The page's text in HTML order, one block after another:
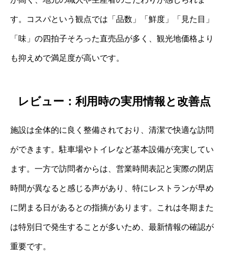
す。コスパという観点では「品数」「鮮度」「見た目」
「味」の四拍子そろった直売品が多く、観光地価格より
も抑えめで満足度が高いです。
レビュー：利用時の実用情報と改善点
施設は全体的に良く整備されており、清潔で快適な訪問
ができます。駐車場やトイレなど基本設備が充実してい
ます。一方で訪問者からは、営業時間表記と実際の閉店
時間が異なると感じる声があり、特にレストランが早め
に閉まる日があるとの指摘があります。これは冬期また
は特別日で発生することが多いため、最新情報の確認が
重要です。